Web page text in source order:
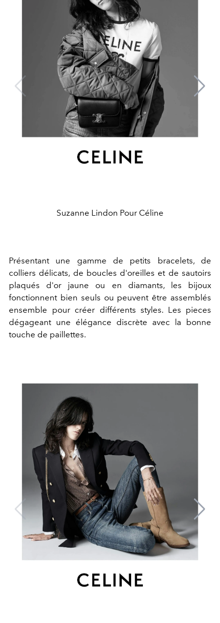
Suzanne Lindon Pour Céline
Présentant une gamme de petits bracelets, de
colliers délicats, de boucles d'oreilles et de sautoirs
plaqués d'or jaune ou en diamants, les bijoux
fonctionnent bien seuls ou peuvent être assemblés
ensemble pour créer différents styles. Les pieces
dégageant une élégance discrète avec la bonne
touche de paillettes.